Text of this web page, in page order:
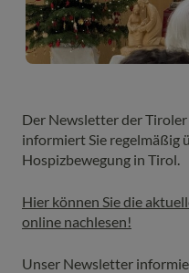
Der Newsletter der
informiert Sie regelmäßig
Hospizbewegung in Tirol.
Hier können Sie die
online nachlesen!
Unser Newsletter